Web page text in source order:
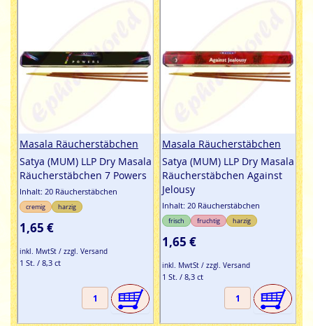
Masala Räucherstäbchen
Satya (MUM) LLP Dry Masala
Räucherstäbchen 7 Powers
Inhalt: 20 Räucherstäbchen
cremig harzig
1,65 €
inkl. MwtSt / zzgl. Versand
1 St. / 8,3 ct
Masala Räucherstäbchen
Satya (MUM) LLP Dry Masala
Räucherstäbchen Against
Jelousy
Inhalt: 20 Räucherstäbchen
frisch fruchtig harzig
1,65 €
inkl. MwtSt / zzgl. Versand
1 St. / 8,3 ct